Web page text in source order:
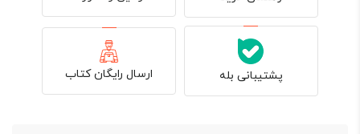
پشتیبانی بله ارسال رایگان کتاب